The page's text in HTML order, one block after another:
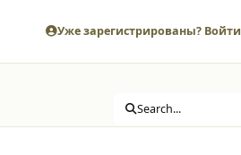
Уже зарегистрированы? Войти
Search...